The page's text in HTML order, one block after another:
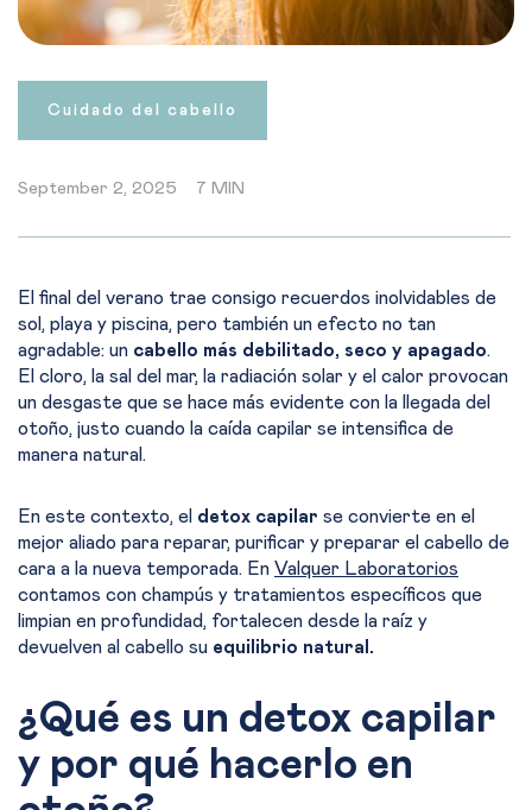
Cuidado del cabello
September 2, 2025 7 MIN
El final del verano trae consigo recuerdos inolvidables de
sol, playa y piscina, pero también un efecto no tan
agradable: un cabello más debilitado, seco y apagado.
El cloro, la sal del mar, la radiación solar y el calor provocan
un desgaste que se hace más evidente con la llegada del
otoño, justo cuando la caída capilar se intensifica de
manera natural.
En este contexto, el detox capilar se convierte en el
mejor aliado para reparar, purificar y preparar el cabello de
cara a la nueva temporada. En Valquer Laboratorios
contamos con champús y tratamientos específicos que
limpian en profundidad, fortalecen desde la raíz y
devuelven al cabello su equilibrio natural.
¿Qué es un detox capilar
y por qué hacerlo en